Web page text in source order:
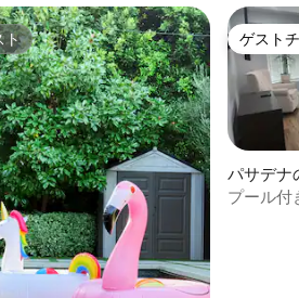
ト
ト ゲスト
ゲスト
パサデナ
プール付